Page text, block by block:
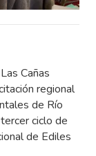
Cañas
regional
de Río
ciclo de
de Ediles